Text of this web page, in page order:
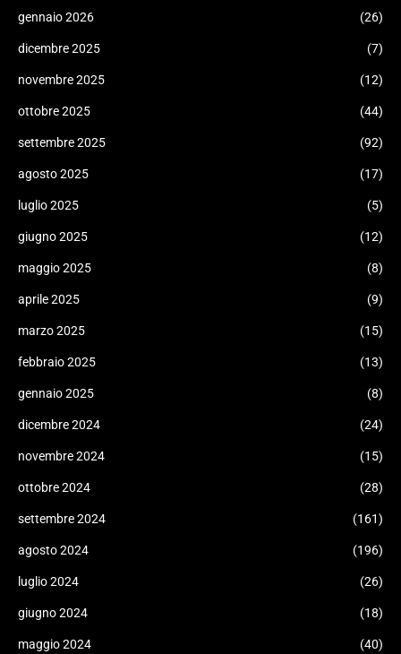
gennaio 2026 (26)
dicembre 2025 (7)
novembre 2025 (12)
ottobre 2025 (44)
settembre 2025 (92)
agosto 2025 (17)
luglio 2025 (5)
giugno 2025 (12)
maggio 2025 (8)
aprile 2025 (9)
marzo 2025 (15)
febbraio 2025 (13)
gennaio 2025 (8)
dicembre 2024 (24)
novembre 2024 (15)
ottobre 2024 (28)
settembre 2024 (161)
agosto 2024 (196)
luglio 2024 (26)
giugno 2024 (18)
maggio 2024 (40)